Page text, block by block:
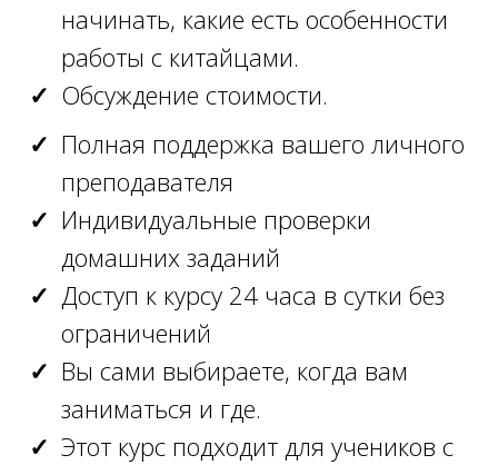
начинать, какие есть особенности
работы с китайцами.
Обсуждение стоимости.
Полная поддержка вашего личного
преподавателя
Индивидуальные проверки
домашних заданий
Доступ к курсу 24 часа в сутки без
ограничений
Вы сами выбираете, когда вам
заниматься и где.
Этот курс подходит для учеников с